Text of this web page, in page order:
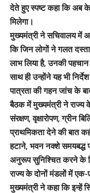
देते हुए स्पष्ट कहा कि अब
मिलेगा।
मुख्यमंत्री ने सचिवालय में
कि जिन लोगों ने गलत
लाभ लिया है, उनकी
साथ ही उन्होंने यह भी
पात्रता की गहन जांच के
बैठक में मुख्यमंत्री ने राज्य
संरक्षण, वृक्षारोपण, ग्रीन
प्राथमिकता देने की बात
हटाने, भवन नक्शे समयबद्ध
अनुरूप सुनिश्चित करने के
राज्य के दोनों मंडलों में
मुख्यमंत्री ने कहा कि इन्हें